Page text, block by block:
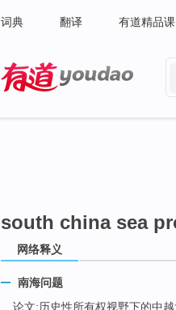
词典 翻译 有道精品课
south china sea
网络释义
南海问题
论文:历史性所有权视野下的中